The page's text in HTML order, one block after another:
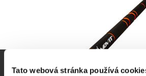
Tato webová stránka používá